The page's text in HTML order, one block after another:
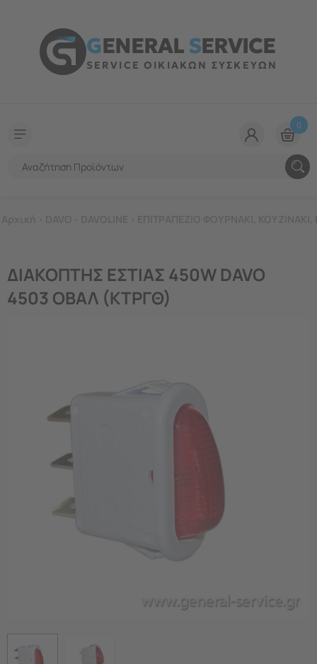
GENERALSERVICE
SERVICE ΟΙΚΙΑΚΩΝ ΣΥΣΚΕΥΩΝ
0
ΔΙΑΚΟΠΤΗΣ ΕΣΤΙΑΣ 450W DAVO
4503 ΟΒΑΛ (ΚΤΡΓΘ)